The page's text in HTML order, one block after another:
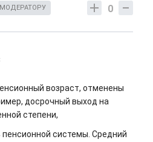
0
возраст, отменены
досрочный выход на
степени,
системы. Средний